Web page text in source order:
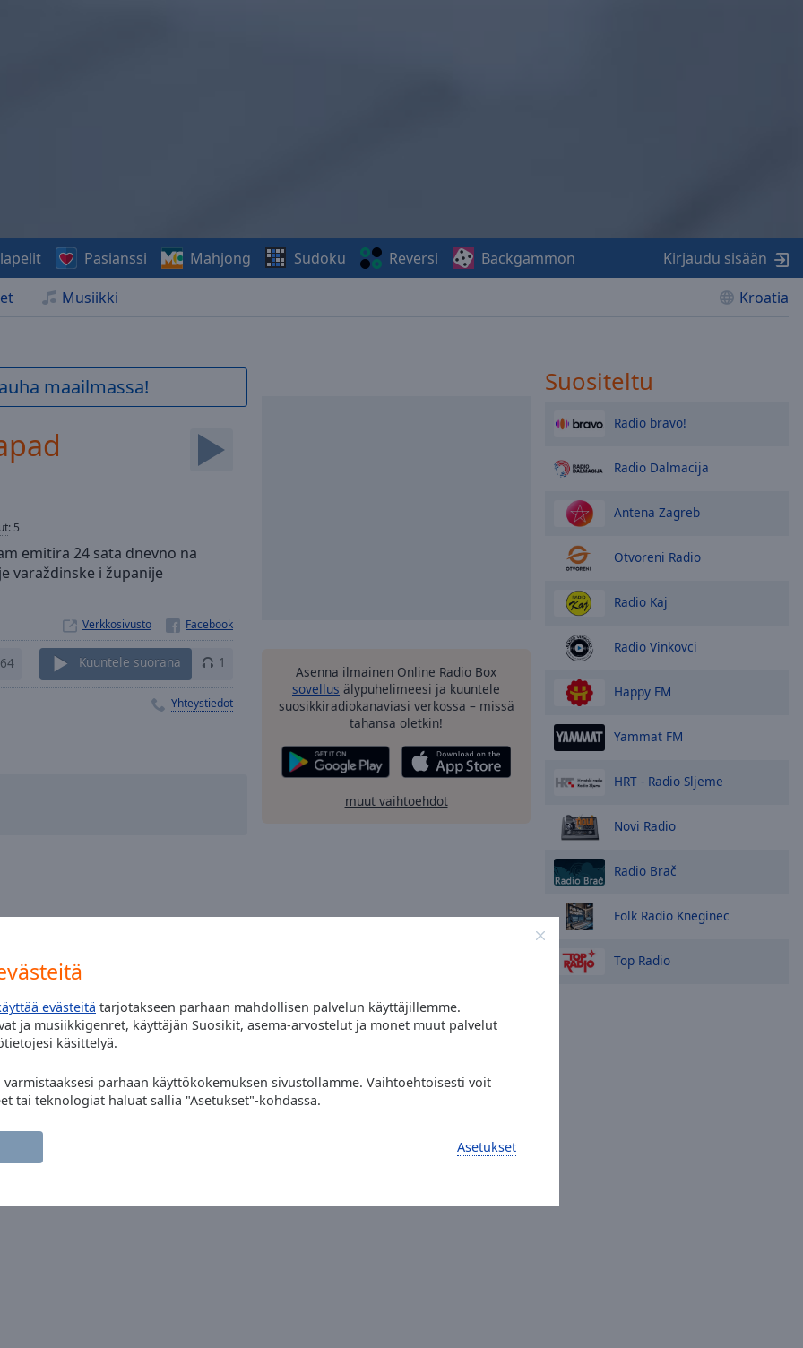
evästeitä tarjotakseen parhaan mahdollisen palvelun käyttäjillemme.
ja musiikkigenret, käyttäjän Suosikit, asema-arvostelut ja monet muut palvelut
käsittelyä.
varmistaaksesi parhaan käyttökokemuksen sivustollamme. Vaihtoehtoisesti voit
tai teknologiat haluat sallia "Asetukset"-kohdassa.
Asetukset
Musiikki Kroatia
Pasianssi Mahjong Sudoku Reversi Backgammon Kirjaudu sisään
maailmassa!
: 5
emitira 24 sata dnevno na
varaždinske i županije
Verkkosivusto
64 Kuuntele suorana 1
Yhteystiedot
Asenna ilmainen Online Radio Box
sovellus älypuhelimeesi ja kuuntele
suosikkiradiokanaviasi verkossa – missä
tahansa oletkin!
muut vaihtoehdot
Suositeltu
Radio bravo!
Radio Dalmacija
Antena Zagreb
Otvoreni Radio
Radio Kaj
Radio Vinkovci
Happy FM
Yammat FM
HRT - Radio Sljeme
Novi Radio
Radio Brač
Folk Radio Kneginec
Top Radio